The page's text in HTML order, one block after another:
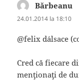
Bărbeanu
24.01.2014 la 18:10
@felix d´alsace
Cred că fiecare
menţionaţi de